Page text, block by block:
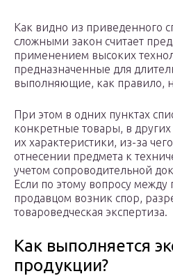
Как видно из приведенного
сложными закон считает
применением высоких
предназначенные для
выполняющие, как правило,
При этом в одних пунктах
конкретные товары, в
их характеристики, из-за
отнесении предмета к
учетом сопроводительной
Если по этому вопросу между
продавцом возник спор,
товароведческая экспертиза.
Как выполняется
продукции?